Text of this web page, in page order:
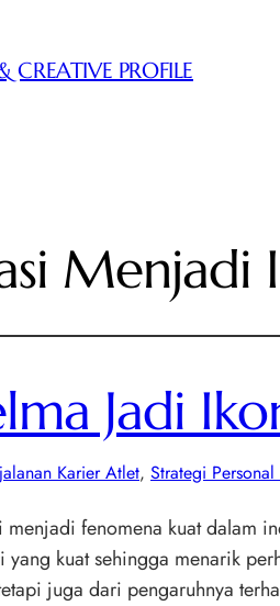
CREATIVE PROFILE
Menjadi
Jadi
Karier Atlet, Strategi
fenomena kuat dalam
kuat sehingga menarik
juga dari pengaruhnya